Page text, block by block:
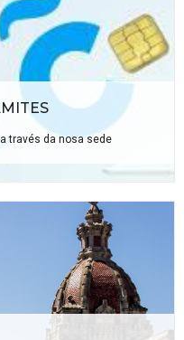
través da nosa sede